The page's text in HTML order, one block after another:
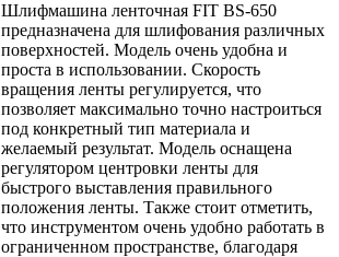
Шлифмашина ленточная FIT BS-650
предназначена для шлифования различных
поверхностей. Модель очень удобна и
проста в использовании. Скорость
вращения ленты регулируется, что
позволяет максимально точно настроиться
под конкретный тип материала и
желаемый результат. Модель оснащена
регулятором центровки ленты для
быстрого выставления правильного
положения ленты. Также стоит отметить,
что инструментом очень удобно работать в
ограниченном пространстве, благодаря